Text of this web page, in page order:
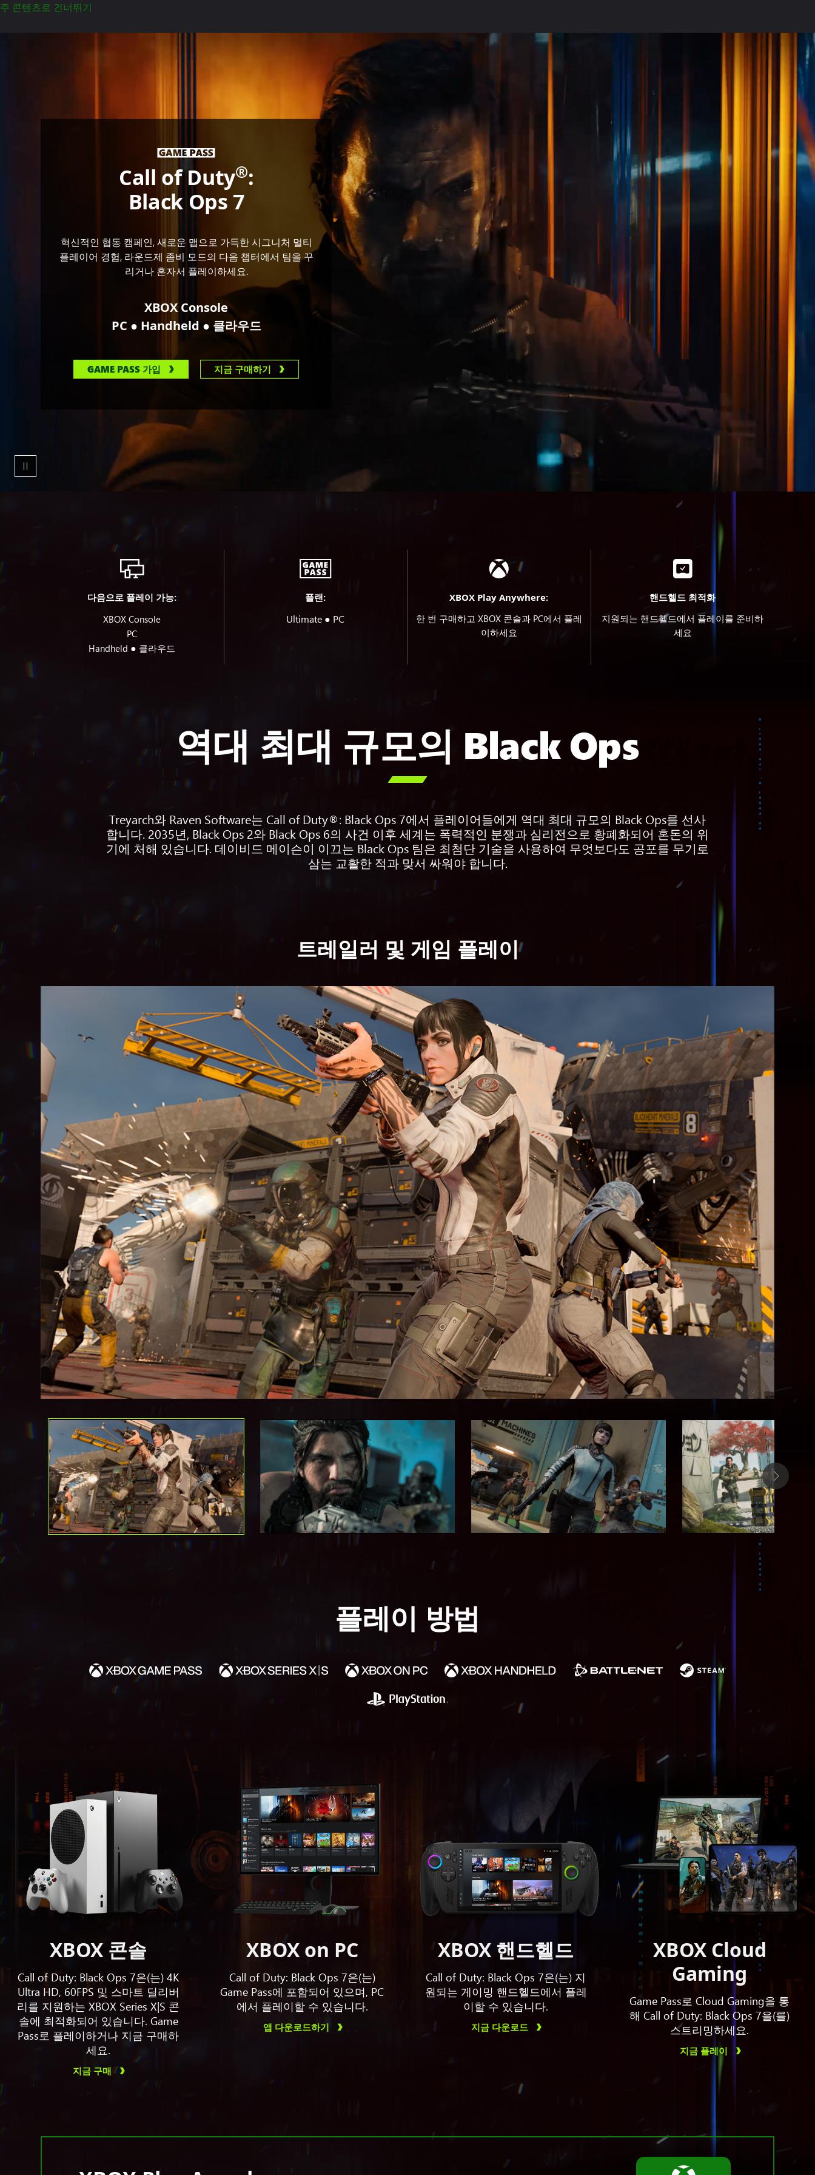
주 콘텐츠로 건너뛰기
Call of Duty®:
Black Ops 7
혁신적인 협동 캠페인, 새로운 맵으로 가득한 시그니처 멀티
플레이어 경험, 라운드제 좀비 모드의 다음 챕터에서 팀을 꾸
리거나 혼자서 플레이하세요.
XBOX Console
PC ● Handheld ● 클라우드
GAME PASS 가입 지금 구매하기
다음으로 플레이 가능:
XBOX Console
PC
Handheld ● 클라우드
플랜:
Ultimate ● PC
XBOX Play Anywhere:
한 번 구매하고 XBOX 콘솔과 PC에서 플레
이하세요
핸드헬드 최적화
지원되는 핸드헬드에서 플레이를 준비하
세요
역대 최대 규모의 Black Ops

Treyarch와 Raven Software는 Call of Duty®: Black Ops 7에서 플레이어들에게 역대 최대 규모의 Black Ops를 선사
합니다. 2035년, Black Ops 2와 Black Ops 6의 사건 이후 세계는 폭력적인 분쟁과 심리전으로 황폐화되어 혼돈의 위
기에 처해 있습니다. 데이비드 메이슨이 이끄는 Black Ops 팀은 최첨단 기술을 사용하여 무엇보다도 공포를 무기로
삼는 교활한 적과 맞서 싸워야 합니다.
트레일러 및 게임 플레이
플레이 방법
XBOX 콘솔
Call of Duty: Black Ops 7은(는) 4K
Ultra HD, 60FPS 및 스마트 딜리버
리를 지원하는 XBOX Series X|S 콘
솔에 최적화되어 있습니다. Game
Pass로 플레이하거나 지금 구매하
세요.
지금 구매
XBOX on PC
Call of Duty: Black Ops 7은(는)
Game Pass에 포함되어 있으며, PC
에서 플레이할 수 있습니다.
앱 다운로드하기
XBOX 핸드헬드
Call of Duty: Black Ops 7은(는) 지
원되는 게이밍 핸드헬드에서 플레
이할 수 있습니다.
지금 다운로드
XBOX Cloud
Gaming
Game Pass로 Cloud Gaming을 통
해 Call of Duty: Black Ops 7을(를)
스트리밍하세요.
지금 플레이